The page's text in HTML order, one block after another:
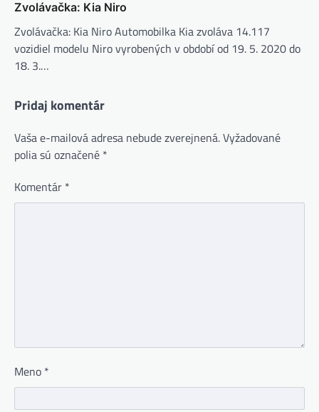
Zvolávačka: Kia Niro
Zvolávačka: Kia Niro Automobilka Kia zvoláva 14.117
vozidiel modelu Niro vyrobených v období od 19. 5. 2020 do
18. 3.…
Pridaj komentár
Vaša e-mailová adresa nebude zverejnená.Vyžadované
polia sú označené *
Komentár *
Meno *